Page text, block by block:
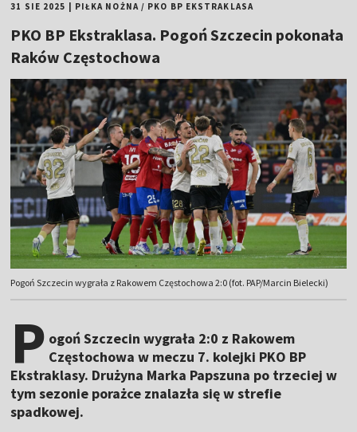
31 SIE 2025 PIŁKA NOŻNA/ PKO BP EKSTRAKLASA
PKO BP Ekstraklasa. Pogoń Szczecin pokonała
Raków Częstochowa
Pogoń Szczecin wygrała z Rakowem Częstochowa 2:0 (fot. PAP/Marcin Bielecki)
P ogoń Szczecin wygrała 2:0 z Rakowem
Częstochowa w meczu 7. kolejki PKO BP
Ekstraklasy. Drużyna Marka Papszuna po trzeciej w
tym sezonie porażce znalazła się w strefie
spadkowej.